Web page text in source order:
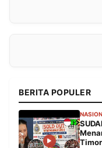
BERITA POPULER